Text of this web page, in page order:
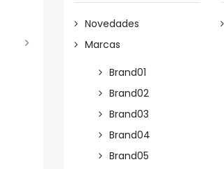
Novedades
Marcas
Brand01
Brand02
Brand03
Brand04
Brand05